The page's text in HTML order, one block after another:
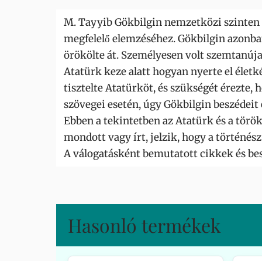
M. Tayyib Gökbilgin nemzetközi szinten
megfelelő elemzéséhez. Gökbilgin
örökölte át. Személyesen volt
Atatürk keze alatt hogyan nyerte el
tisztelte Atatürköt, és szükségét érezte,
szövegei esetén, úgy Gökbilgin
Ebben a tekintetben az Atatürk és a
mondott vagy írt, jelzik, hogy a
A válogatásként bemutatott cikkek és
Hasonló termékek